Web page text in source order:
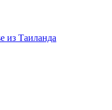
из Таиланда